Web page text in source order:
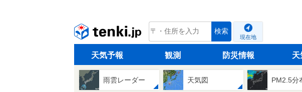
tenki.jp 検索
現在地
天気予報 観測 防災情報 天
雨雲レーダー 天気図 PM2.5分